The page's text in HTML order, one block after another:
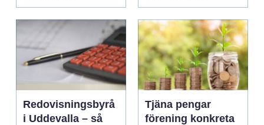
Redovisningsbyrå
i Uddevalla – så
Tjäna pengar
förening konkreta